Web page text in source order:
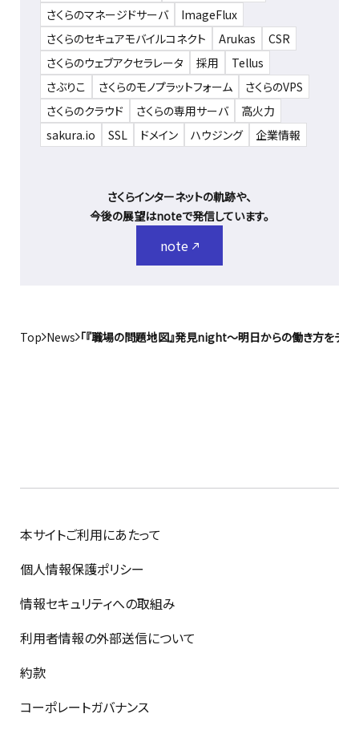
さくらのマネージドサーバ
ImageFlux
さくらのセキュアモバイルコネクト
Arukas
CSR
さくらのウェブアクセラレータ
採用
Tellus
さぶりこ
さくらのモノプラットフォーム
さくらのVPS
さくらのクラウド
さくらの専用サーバ
高火力
sakura.io
SSL ドメイン ハウジング 企業情報
さくらインターネットの軌跡や、
今後の展望はnoteで発信しています。
note
Top News 「『職場の問題地図』発見night～明日からの働き方をデザ
本サイトご利用にあたって
個人情報保護ポリシー
情報セキュリティへの取組み
利用者情報の外部送信について
約款
コーポレートガバナンス